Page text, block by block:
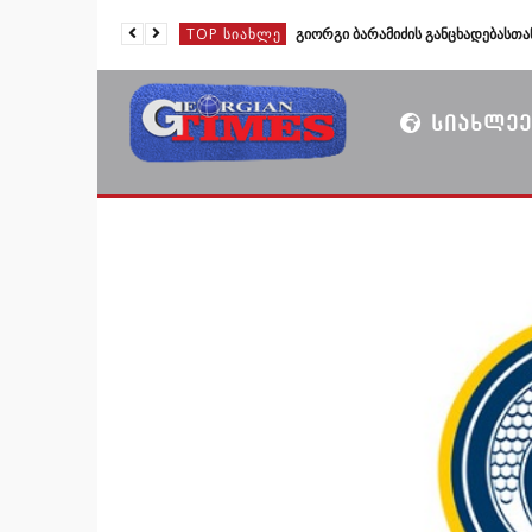
TOP ᲡᲘᲐᲮᲚᲔ
TOP ᲡᲘᲐᲮᲚᲔ
TOP ᲡᲘᲐᲮᲚᲔ
TOP ᲡᲘᲐᲮᲚᲔ